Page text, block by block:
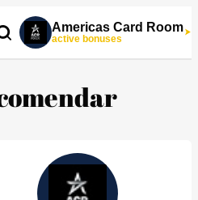
Americas Card Room
active bonuses